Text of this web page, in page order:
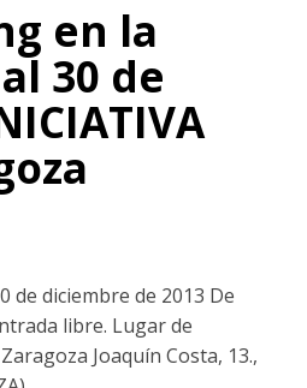
en la
30 de
de diciembre de 2013 De
libre. Lugar de
Joaquín Costa, 13.,